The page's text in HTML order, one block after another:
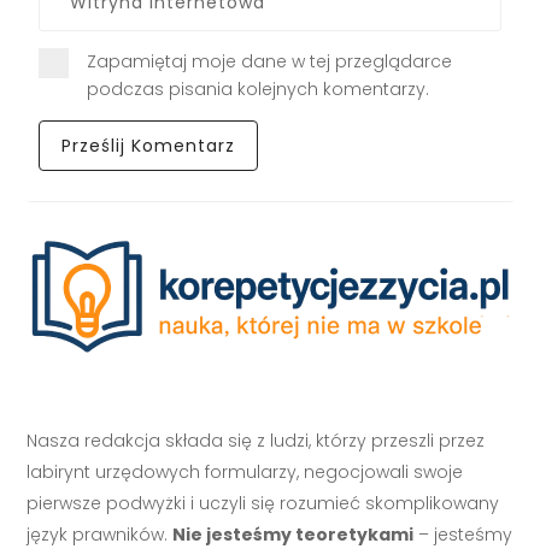
Zapamiętaj moje dane w tej przeglądarce
podczas pisania kolejnych komentarzy.
Nasza redakcja składa się z ludzi, którzy przeszli przez
labirynt urzędowych formularzy, negocjowali swoje
pierwsze podwyżki i uczyli się rozumieć skomplikowany
język prawników. Nie jesteśmy teoretykami – jesteśmy